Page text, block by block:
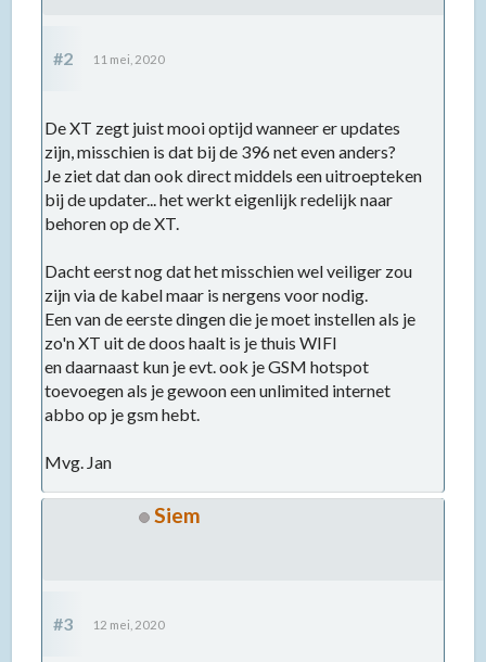
#2 11 mei, 2020
De XT zegt juist mooi optijd wanneer er updates
zijn, misschien is dat bij de 396 net even anders?
Je ziet dat dan ook direct middels een uitroepteken
bij de updater... het werkt eigenlijk redelijk naar
behoren op de XT.
Dacht eerst nog dat het misschien wel veiliger zou
zijn via de kabel maar is nergens voor nodig.
Een van de eerste dingen die je moet instellen als je
zo'n XT uit de doos haalt is je thuis WIFI
en daarnaast kun je evt. ook je GSM hotspot
toevoegen als je gewoon een unlimited internet
abbo op je gsm hebt.
Mvg. Jan
Siem
#3 12 mei, 2020